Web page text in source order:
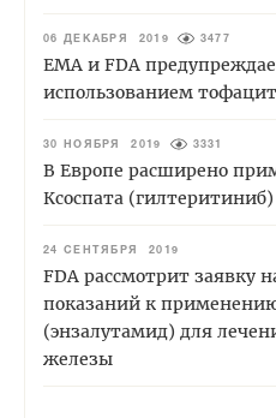
06 ДЕКАБРЯ 2019 3477
ЕМА и FDA
использованием
30 НОЯБРЯ 2019 3331
В Европе расширено
Ксоспата
24 СЕНТЯБРЯ 2019
FDA рассмотрит заявку
показаний к
(энзалутамид) для
железы